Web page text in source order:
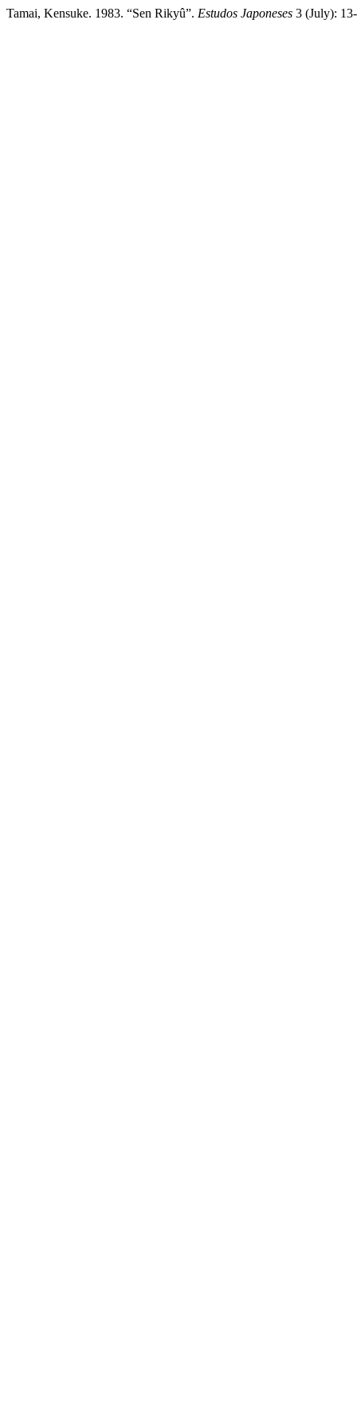
Tamai, Kensuke. 1983. “Sen Rikyû”. Estudos Japoneses 3 (July):